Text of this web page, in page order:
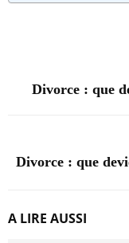
Divorce : que
Divorce : que
A LIRE AUSSI